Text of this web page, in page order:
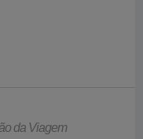
da Viagem